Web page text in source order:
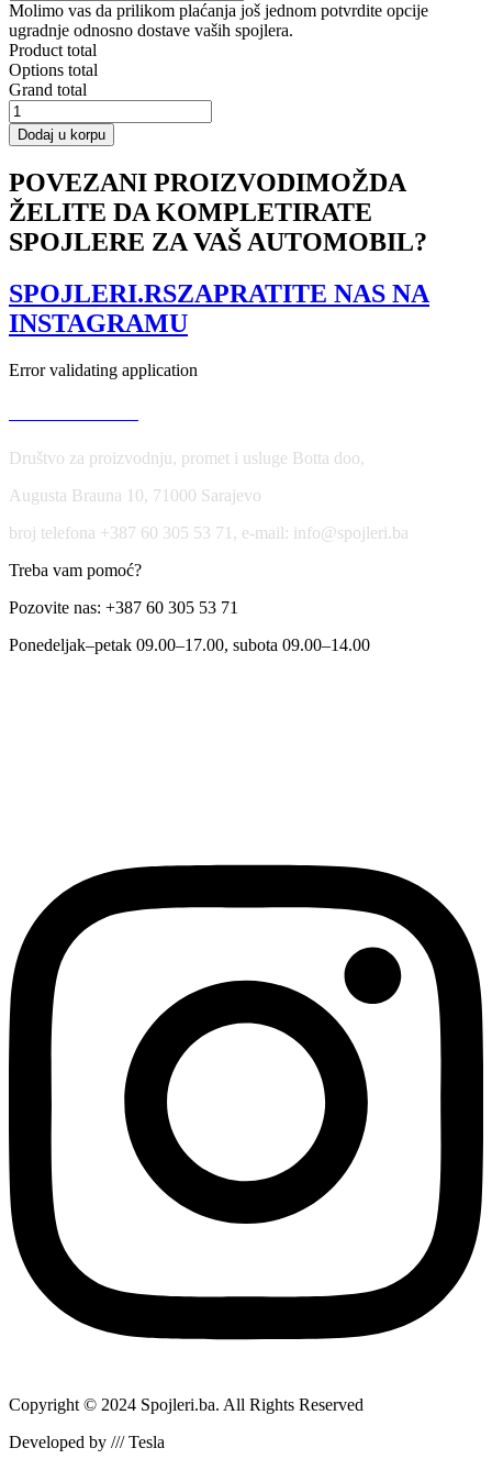
Molimo vas da prilikom plaćanja još jednom potvrdite opcije
ugradnje odnosno dostave vaših spojlera.
Product total
Options total
Grand total
Rear
Valance
Ford
ST
Mk3
(RS
Look)
Dodaj u korpu
POVEZANI PROIZVODIMOŽDA
ŽELITE DA KOMPLETIRATE
SPOJLERE ZA VAŠ AUTOMOBIL?
SPOJLERI.RSZAPRATITE NAS NA
INSTAGRAMU
Error validating application
Društvo za proizvodnju, promet i usluge Botta doo,
Augusta Brauna 10, 71000 Sarajevo
broj telefona +387 60 305 53 71, e-mail: info@spojleri.ba
Treba vam pomoć?
Pozovite nas: +387 60 305 53 71
Ponedeljak–petak 09.00–17.00, subota 09.00–14.00
Copyright © 2024 Spojleri.ba. All Rights Reserved
Developed by /// Tesla